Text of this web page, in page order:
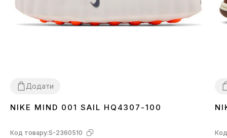
Додати
3738 39 40 41 42 43 44
NIKE MIND 001 SAIL HQ4307-100
Код товару:S-2360510